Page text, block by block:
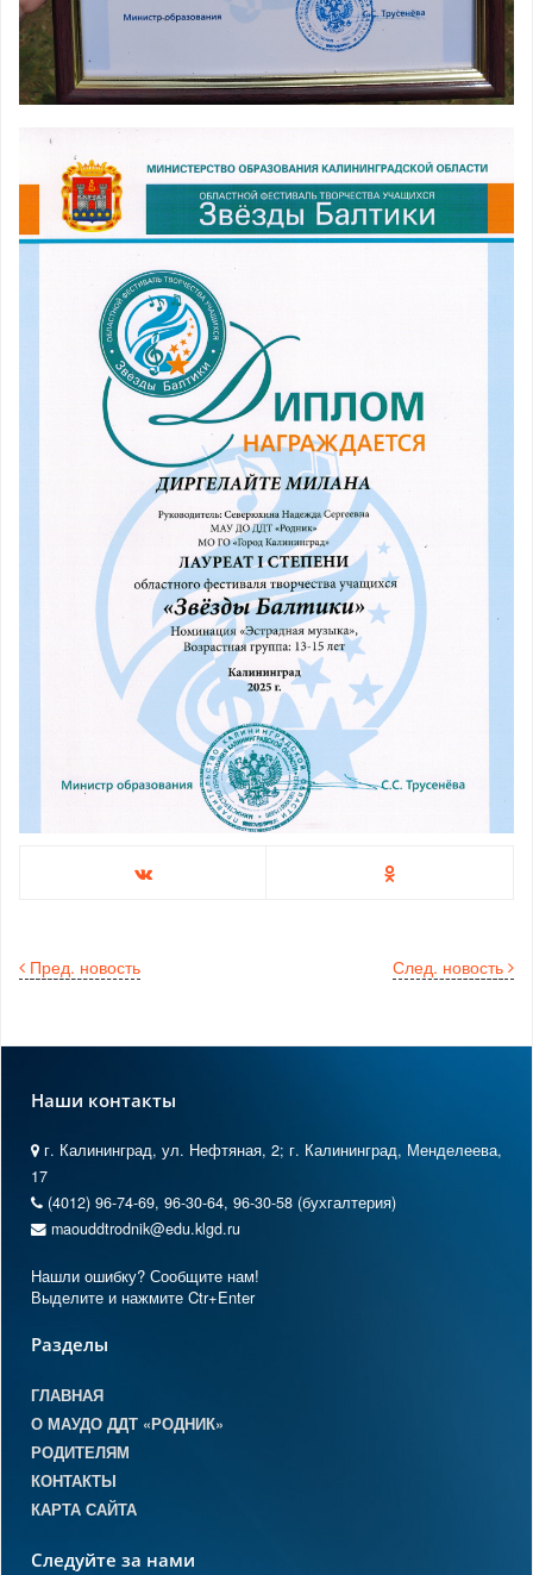
След. новость
Пред. новость
Наши контакты
г. Калининград, ул. Нефтяная, 2; г. Калининград, Менделеева,
17
(4012) 96-74-69, 96-30-64, 96-30-58 (бухгалтерия)
maouddtrodnik@edu.klgd.ru
Нашли ошибку? Сообщите нам!
Выделите и нажмите Ctr+Enter
Разделы
ГЛАВНАЯ
О МАУДО ДДТ «РОДНИК»
РОДИТЕЛЯМ
КОНТАКТЫ
КАРТА САЙТА
Следуйте за нами